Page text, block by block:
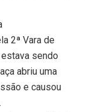
2ª Vara de
sendo
abriu uma
e causou